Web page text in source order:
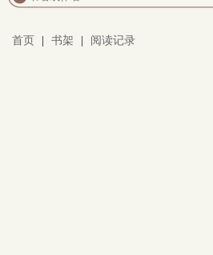
首页 书架 阅读记录